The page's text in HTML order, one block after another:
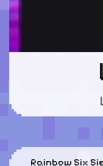
Rainbow Six